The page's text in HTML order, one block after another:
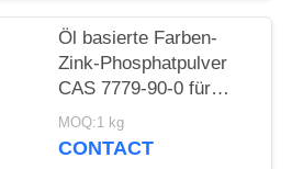
Öl basierte Farben-
Zink-Phosphatpulver
CAS 7779-90-0 für
Schiff und
Stahlkonstruktionen
MOQ:1 kg
CONTACT